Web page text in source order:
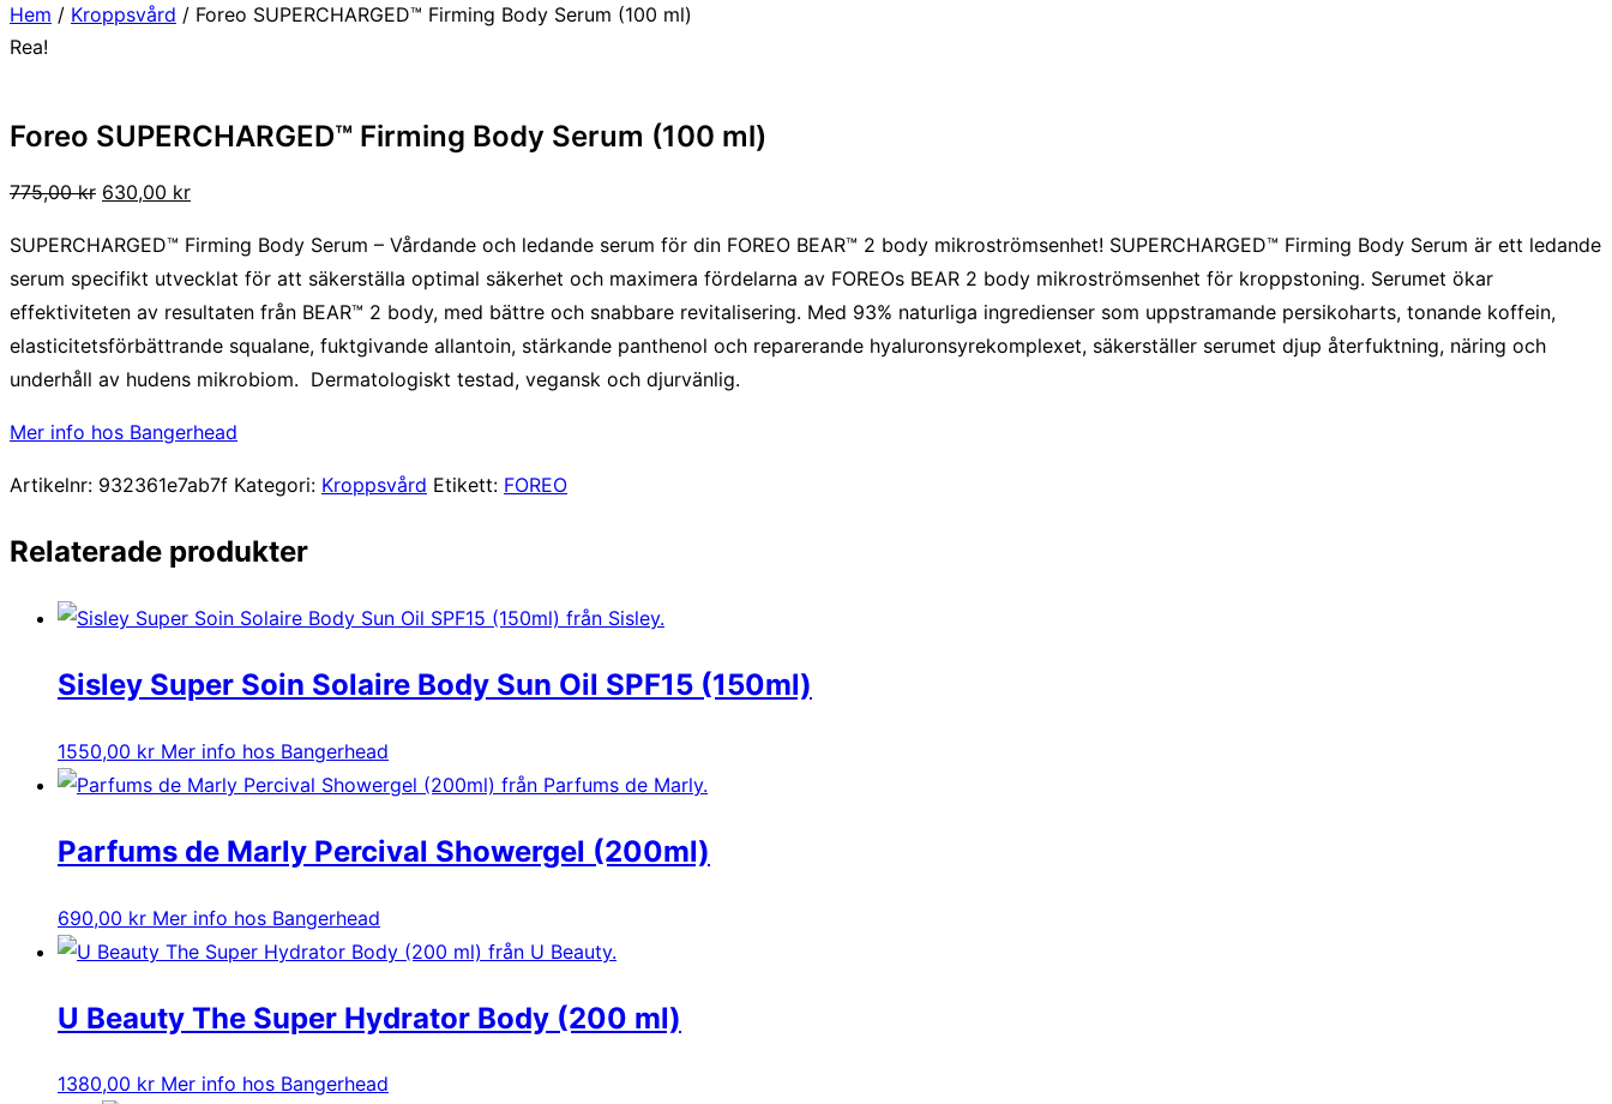
Hem / Kroppsvård / Foreo SUPERCHARGED™ Firming Body Serum (100 ml)
Rea!
Foreo SUPERCHARGED™ Firming Body Serum (100 ml)
775,00kr Det
priset
var:
775,00 kr.
630,00 krDet
priset
är:
630,00 kr.
SUPERCHARGED™ Firming Body Serum – Vårdande och ledande serum för din FOREO BEAR™ 2 body mikroströmsenhet! SUPERCHARGED™ Firming Body Serum är ett ledande
serum specifikt utvecklat för att säkerställa optimal säkerhet och maximera fördelarna av FOREOs BEAR 2 body mikroströmsenhet för kroppstoning. Serumet ökar
effektiviteten av resultaten från BEAR™ 2 body, med bättre och snabbare revitalisering. Med 93% naturliga ingredienser som uppstramande persikoharts, tonande koffein,
elasticitetsförbättrande squalane, fuktgivande allantoin, stärkande panthenol och reparerande hyaluronsyrekomplexet, säkerställer serumet djup återfuktning, näring och
underhåll av hudens mikrobiom. Dermatologiskt testad, vegansk och djurvänlig.
Mer info hos Bangerhead
Artikelnr: 932361e7ab7f Kategori: Kroppsvård Etikett: FOREO
Relaterade produkter
Sisley Super Soin Solaire Body Sun Oil SPF15 (150ml)
1550,00 kr Mer info hos Bangerhead
Parfums de Marly Percival Showergel (200ml)
690,00 kr Mer info hos Bangerhead
U Beauty The Super Hydrator Body (200 ml)
1380,00 kr Mer info hos Bangerhead